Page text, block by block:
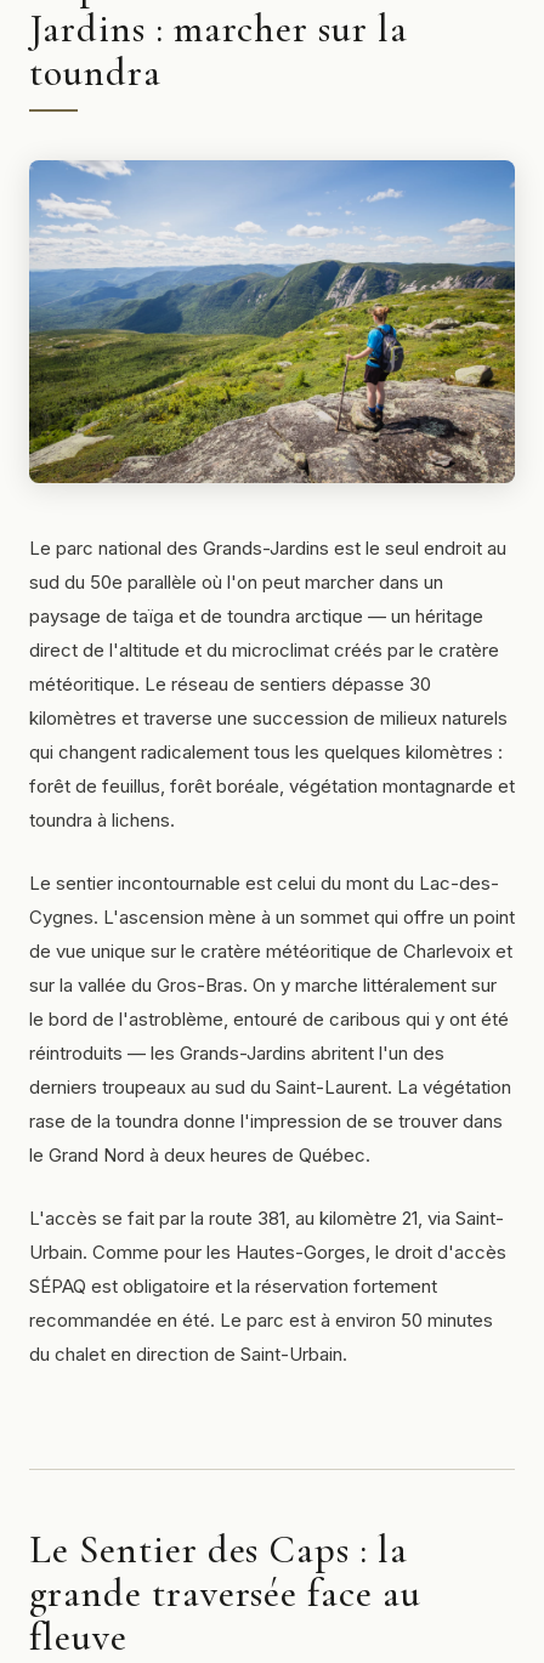
Jardins : marcher sur la
toundra
Le parc national des Grands-Jardins est le seul endroit au
sud du 50e parallèle où l'on peut marcher dans un
paysage de taïga et de toundra arctique — un héritage
direct de l'altitude et du microclimat créés par le cratère
météoritique. Le réseau de sentiers dépasse 30
kilomètres et traverse une succession de milieux naturels
qui changent radicalement tous les quelques kilomètres :
forêt de feuillus, forêt boréale, végétation montagnarde et
toundra à lichens.
Le sentier incontournable est celui du mont du Lac-des-
Cygnes. L'ascension mène à un sommet qui offre un point
de vue unique sur le cratère météoritique de Charlevoix et
sur la vallée du Gros-Bras. On y marche littéralement sur
le bord de l'astroblème, entouré de caribous qui y ont été
réintroduits — les Grands-Jardins abritent l'un des
derniers troupeaux au sud du Saint-Laurent. La végétation
rase de la toundra donne l'impression de se trouver dans
le Grand Nord à deux heures de Québec.
L'accès se fait par la route 381, au kilomètre 21, via Saint-
Urbain. Comme pour les Hautes-Gorges, le droit d'accès
SÉPAQ est obligatoire et la réservation fortement
recommandée en été. Le parc est à environ 50 minutes
du chalet en direction de Saint-Urbain.
Le Sentier des Caps : la
grande traversée face au
fleuve